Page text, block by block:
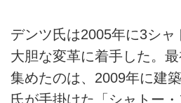
デンツ氏は2005年に3シャ
大胆な変革に着手した。
集めたのは、2009年に建
氏が手掛けた「シャトー